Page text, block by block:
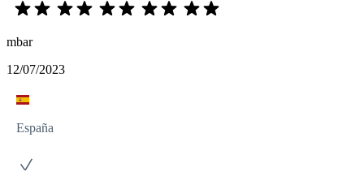
mbar
12/07/2023
España